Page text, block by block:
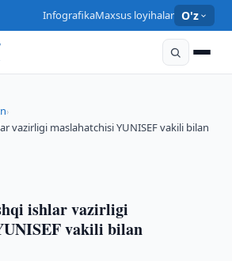
InfografikaMaxsus loyihalar O'z
›
vazirligi maslahatchisi YUNISEF vakili bilan
ishlar vazirligi
vakili bilan